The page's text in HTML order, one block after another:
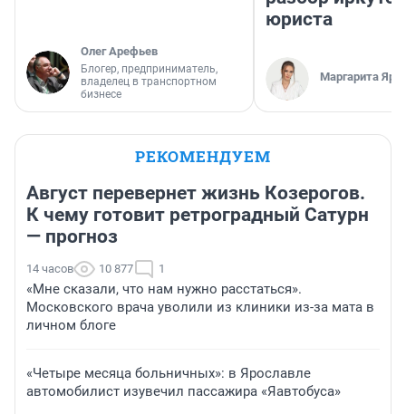
Олег Арефьев
Блогер, предприниматель,
владелец в транспортном
бизнесе
юриста
Маргарита
РЕКОМЕНДУЕМ
Август перевернет жизнь Козерогов.
К чему готовит ретроградный Сатурн
— прогноз
14 часов 10 877 1
«Мне сказали, что нам нужно расстаться».
Московского врача уволили из клиники из-за мата в
личном блоге
«Четыре месяца больничных»: в Ярославле
автомобилист изувечил пассажира «Яавтобуса»